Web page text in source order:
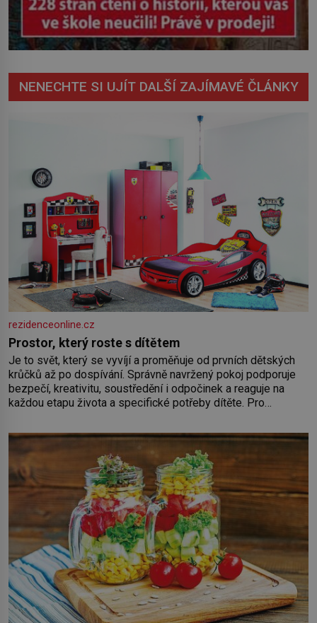
NENECHTE SI UJÍT DALŠÍ ZAJÍMAVÉ ČLÁNKY
rezidenceonline.cz
Prostor, který roste s dítětem
Je to svět, který se vyvíjí a proměňuje od prvních dětských
krůčků až po dospívání. Správně navržený pokoj podporuje
bezpečí, kreativitu, soustředění i odpočinek a reaguje na
každou etapu života a specifické potřeby dítěte. Pro
by pokoj miminka měl působit především klidně a útulně.